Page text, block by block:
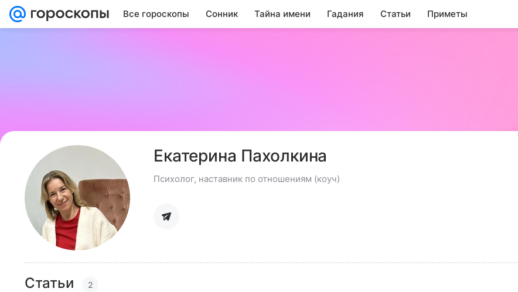
Все гороскопы Сонник Тайна имени Гадания Статьи Приметы
Екатерина Пахолкина
Психолог, наставник по отношениям (коуч)
Статьи 2